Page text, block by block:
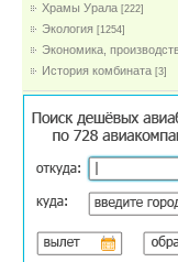
Храмы Урала [222]
Экология [1254]
Экономика,
История комбината [3]